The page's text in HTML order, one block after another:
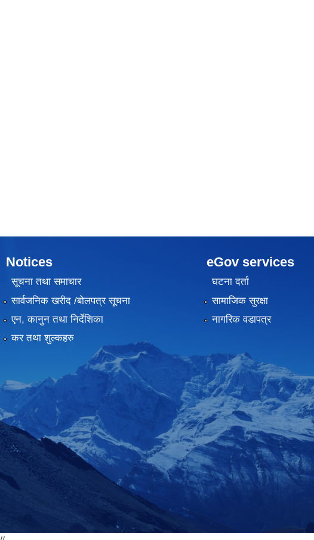
Notices
सूचना तथा समाचार
सार्वजनिक खरीद /बोलपत्र सूचना
एन, कानुन तथा निर्देशिका
कर तथा शुल्कहरु
eGov services
घटना दर्ता
सामाजिक सुरक्षा
नागरिक वडापत्र